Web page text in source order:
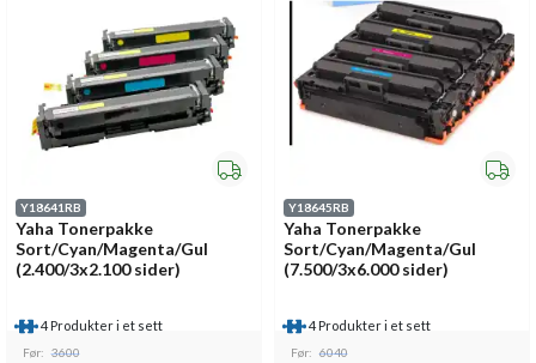
Y18641RB
Yaha Tonerpakke
Sort/Cyan/Magenta/Gul
(2.400/3x2.100 sider)
4 Produkter i et sett
Før: 3600
Y18645RB
Yaha Tonerpakke
Sort/Cyan/Magenta/Gul
(7.500/3x6.000 sider)
4 Produkter i et sett
Før: 6040